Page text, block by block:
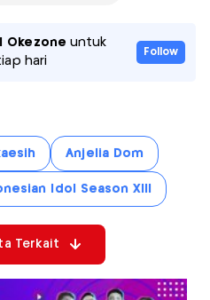
Okezone untuk
hari
Follow
Anjelia Dom
Idol Season XIII
Terkait